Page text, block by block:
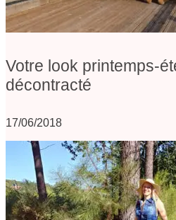
Votre look printemps-
décontracté
17/06/2018